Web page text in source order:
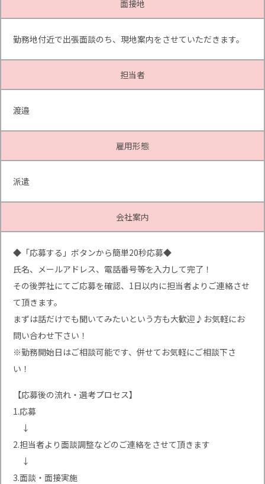
面接地
勤務地付近で出張面談のち、現地案内をさせていただきます。
担当者
渡邉
雇用形態
派遣
会社案内
◆「応募する」ボタンから簡単20秒応募◆
氏名、メールアドレス、電話番号等を入力して完了！
その後弊社にてご応募を確認、1日以内に担当者よりご連絡させ
て頂きます。
まずは話だけでも聞いてみたいという方も大歓迎♪お気軽にお
問い合わせ下さい！
※勤務開始日はご相談可能です、併せてお気軽にご相談下さ
い！
【応募後の流れ・選考プロセス】
1.応募
↓
2.担当者より面談調整などのご連絡をさせて頂きます
↓
3.面談・面接実施